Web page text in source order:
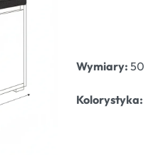
Wymiary: 50
Kolorystyka: